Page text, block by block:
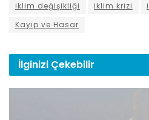
iklim değişikliği
iklim krizi
Kayıp ve Hasar
İlginizi Çekebilir